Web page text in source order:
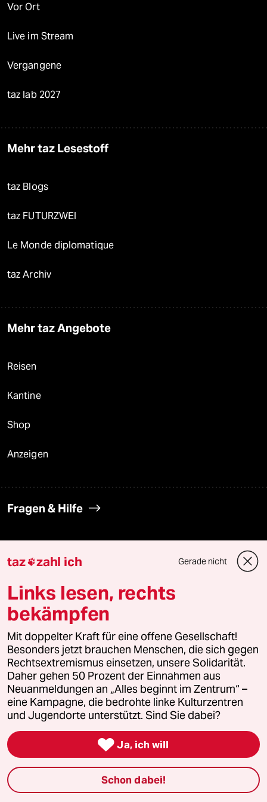
Vor Ort
Live im Stream
Vergangene
taz lab 2027
Mehr taz Lesestoff
taz Blogs
taz FUTURZWEI
Le Monde diplomatique
taz Archiv
Mehr taz Angebote
Reisen
Kantine
Shop
Anzeigen
Fragen & Hilfe
Feedback
ePaper Login
Downloads für Abonnierende
© 2026 taz Verlags und Vertriebs GmbH
Alle Rechte vorbehalten. Bei rechtlichen Fragen oder für Genehmigungen
wenden Sie sich bitte anlizenzen@taz.de
Feedback Redaktionsstatut Kommune-Richtlinien
Leitlinie
taz zahl ich Gerade nicht
Links lesen, rechts
bekämpfen
Mit doppelter Kraft für eine offene Gesellschaft!
Besonders jetzt brauchen Menschen, die sich gegen
Rechtsextremismus einsetzen, unsere Solidarität.
Daher gehen 50 Prozent der Einnahmen aus
Neuanmeldungen an „Alles beginnt im Zentrum“ –
eine Kampagne, die bedrohte linke Kulturzentren
und Jugendorte unterstützt. Sind Sie dabei?
 Ja, ich will
Schon dabei!